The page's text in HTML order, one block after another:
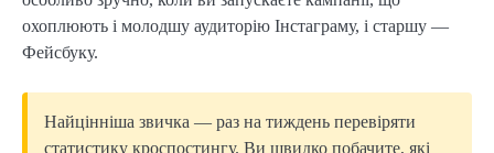
охоплюють і молодшу аудиторію Інстаграму, і старшу —
Фейсбуку.
Найцінніша звичка — раз на тиждень перевіряти
статистику кроспостингу. Ви швидко побачите, які